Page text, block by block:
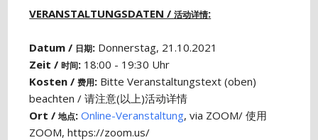
VERANSTALTUNGSDATEN /活动详情:
Datum / 日期: Donnerstag, 21.10.2021
Zeit /时间: 18:00 - 19:30 Uhr
Kosten /费用: Bitte Veranstaltungstext (oben)
beachten / 请注意(以上)活动详情
Ort /地点: Online-Veranstaltung, via ZOOM/ 使用
ZOOM, https://zoom.us/